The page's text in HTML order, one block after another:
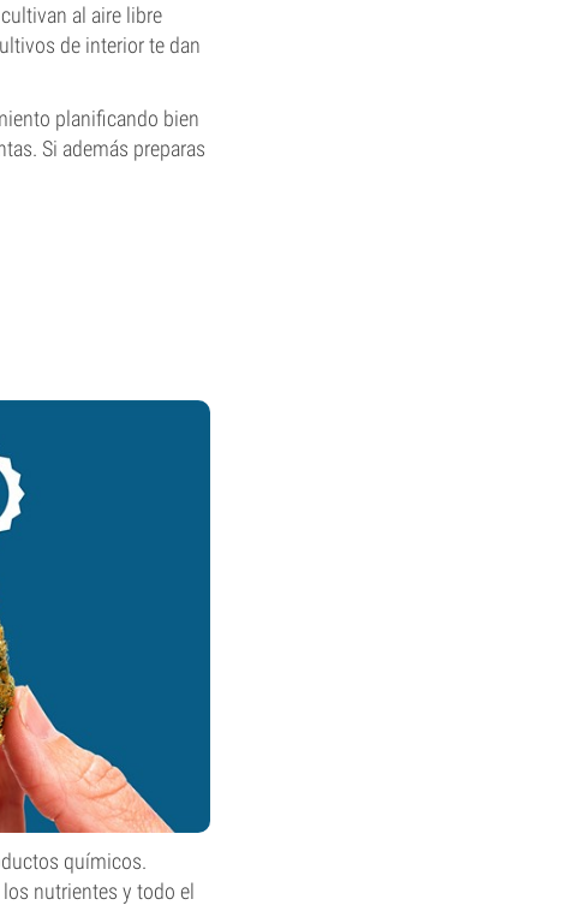
al aire libre
de interior te dan
planificando bien
Si además preparas
químicos.
nutrientes y todo el